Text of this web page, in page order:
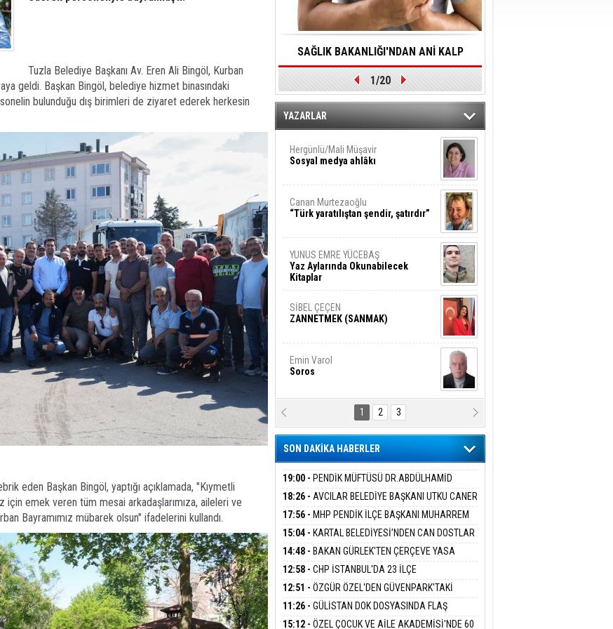
Tuzla Belediye Başkanı Av. Eren Ali Bingöl, Kurban
geldi. Başkan Bingöl, belediye hizmet binasındaki
bulunduğu dış birimleri de ziyaret ederek herkesin
eden Başkan Bingöl, yaptığı açıklamada, "Kıymetli
için emek veren tüm mesai arkadaşlarımıza, aileleri ve
Bayramımız mübarek olsun" ifadelerini kullandı.
SAĞLIK BAKANLIĞI'NDAN ANİ KALP
DURMALARINA HIZLI MÜDAHALE
EDİLMESİNE YÖNELİK ÖNLENMESİ İÇİN
ÖNEMLİ ADIM
1/20
YAZARLAR
Hergünlü/Mali Müşavir
Sosyal medya ahlâkı
Canan Murtezaoğlu
“Türk yaratılıştan şendir, şatırdır”
YUNUS EMRE YÜCEBAŞ
Yaz Aylarında Okunabilecek
Kitaplar
SİBEL ÇEÇEN
ZANNETMEK (SANMAK)
Emin Varol
Soros
Karanlık DNA Kuşaklararası
Şiddetin Biyolojik Faturası
Şiyar Adıyaman
Ben Bu Sahaya Sığmazam
Hasan Ali Çölük
Bir Satırın İçindeki İnsan
Ezgi Kılıç
SİVAS: ATEŞE ATILAN VİCDAN
BARIŞ BAŞARSLAN
1 2 3
SON DAKİKA HABERLER
19:00 - PENDİK MÜFTÜSÜ DR.ABDÜLHAMİD
PEHLİVAN BASIN MENSUPLARINI AĞIRLADI
18:26 - AVCILAR BELEDİYE BAŞKANI UTKU CANER
ÇANKAYA HAKKINDA TAHLİYE KARARI
17:56 - MHP PENDİK İLÇE BAŞKANI MUHARREM
KIR KARTAL ORDULULAR DERNEĞİ HEYETİNİ
AĞIRLADI
15:04 - KARTAL BELEDİYESİ’NDEN CAN DOSTLAR
İÇİN DEV YATIRIM!
14:48 - BAKAN GÜRLEK'TEN ÇERÇEVE YASA
AÇIKLAMASI:''KIRMIZI ÇİZGİMİZ ŞEHİT AİLELERİ
VE GAZİLERİMİZİN HASSASİYETİDİR''
12:58 - CHP İSTANBUL'DA 23 İLÇE
BAŞKANLIĞI'NDA ATAMALAR GERÇEKLEŞTİ
12:51 - ÖZGÜR ÖZEL'DEN GÜVENPARK'TAKİ
GAZİLERE DESTEK:''SONUÇ ALANA KADAR
ARKANIZDAYIZ''
11:26 - GÜLİSTAN DOK DOSYASINDA FLAŞ
GELİŞME: 2 DALGIÇ DELİL KARARTMA
15:12 - ÖZEL ÇOCUK VE AİLE AKADEMİSİ'NDE 60